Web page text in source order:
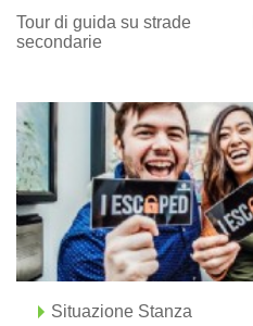
Tour di guida su strade
secondarie
Situazione Stanza